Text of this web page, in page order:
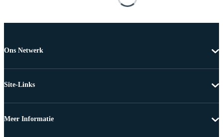
Ons Netwerk
Site-Links
Meer Informatie